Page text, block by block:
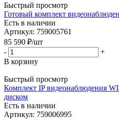
Быстрый просмотр
Готовый комплект
Есть в наличии
Артикул: 759005761
85 590 ₽/шт
-
+
В корзину
Быстрый просмотр
Комплект IP видеонаблюдения
диском
Есть в наличии
Артикул: 759006995